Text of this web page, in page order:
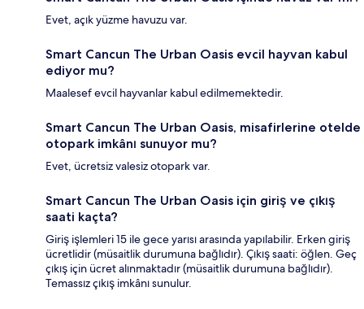
Evet, açık yüzme havuzu var.
Smart Cancun The Urban Oasis evcil hayvan kabul
ediyor mu?
Maalesef evcil hayvanlar kabul edilmemektedir.
Smart Cancun The Urban Oasis, misafirlerine otelde
otopark imkânı sunuyor mu?
Evet, ücretsiz valesiz otopark var.
Smart Cancun The Urban Oasis için giriş ve çıkış
saati kaçta?
Giriş işlemleri 15 ile gece yarısı arasında yapılabilir. Erken giriş
ücretlidir (müsaitlik durumuna bağlıdır). Çıkış saati: öğlen. Geç
çıkış için ücret alınmaktadır (müsaitlik durumuna bağlıdır).
Temassız çıkış imkânı sunulur.